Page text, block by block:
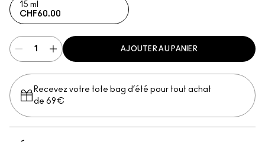
15 ml
CHF60.00
AJOUTER AU PANIER
Recevez votre tote bag d’été pour tout achat
de 69€